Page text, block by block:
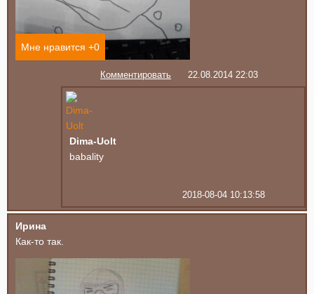
Мне нравится +0
Комментировать 22.08.2014 22:03
Dima-Uolt
babality
2018-08-04 10:13:58
Ирина
Как-то так.